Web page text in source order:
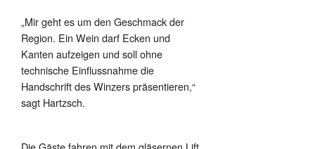
„Mir geht es um den Geschmack der
Region. Ein Wein darf Ecken und
Kanten aufzeigen und soll ohne
technische Einflussnahme die
Handschrift des Winzers präsentieren,“
sagt Hartzsch.